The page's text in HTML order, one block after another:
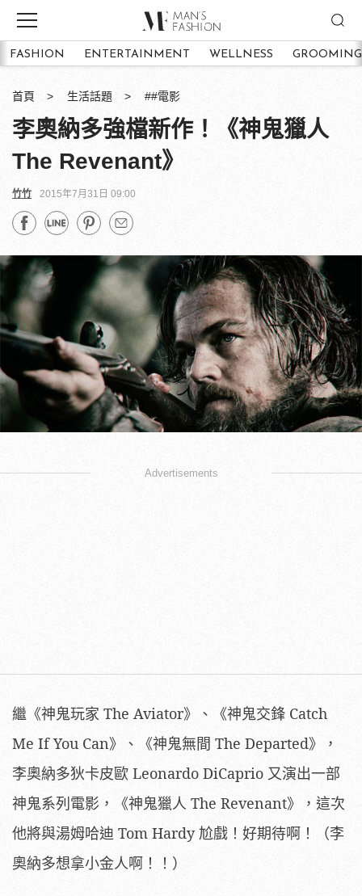
FASHION ENTERTAINMENT WELLNESS GROOMING
首頁 生活話題 ##電影
李奧納多強檔新作！《神鬼獵人
The Revenant》
竹竹 2015年7月31日 09:00
Advertisements
繼《神鬼玩家 The Aviator》、《神鬼交鋒 Catch
Me If You Can》、《神鬼無間 The Departed》，
李奧納多狄卡皮歐 Leonardo DiCaprio 又演出一部
神鬼系列電影，《神鬼獵人 The Revenant》，這次
他將與湯姆哈迪 Tom Hardy 尬戲！好期待啊！（李
奧納多想拿小金人啊！！）